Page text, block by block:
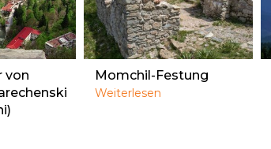
von
Momchil-Festung
Weiterlesen